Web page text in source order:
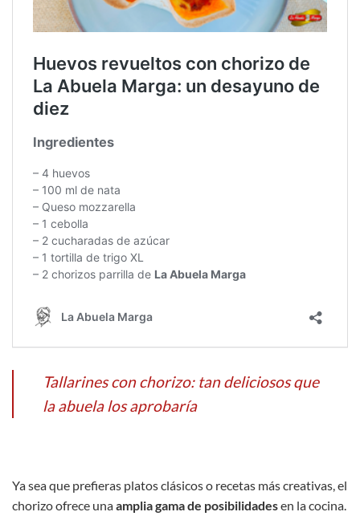
Tallarines con chorizo: tan deliciosos que
la abuela los aprobaría
Ya sea que prefieras platos clásicos o recetas más creativas, el
chorizo ofrece unaamplia gama de posibilidadesen la cocina.